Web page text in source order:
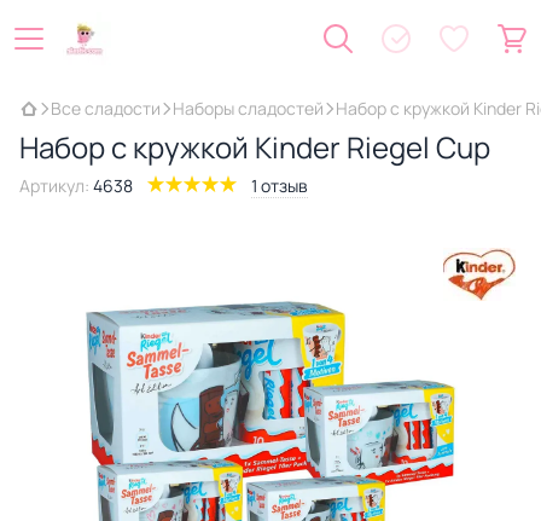
Все сладости Наборы сладостей Набор с кружкой Kinder
Набор с кружкой Kinder Riegel Cup
Артикул: 4638 1 отзыв